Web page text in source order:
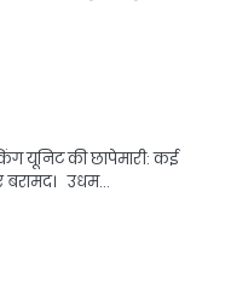
यूनिट की छापेमारी: कई
बरामद। उधम…